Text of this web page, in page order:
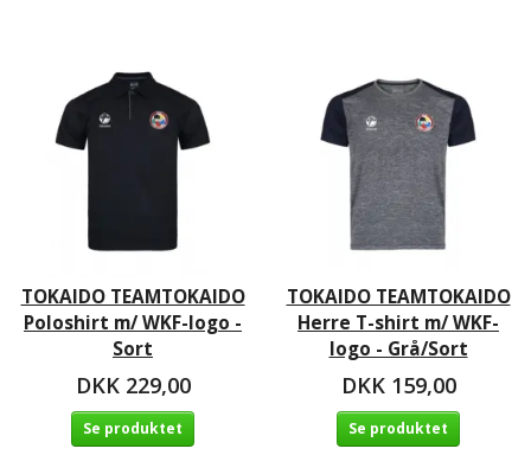
TOKAIDO TEAMTOKAIDO
Poloshirt m/ WKF-logo -
Sort
DKK 229,00
Se produktet
TOKAIDO TEAMTOKAIDO
Herre T-shirt m/ WKF-
logo - Grå/Sort
DKK 159,00
Se produktet